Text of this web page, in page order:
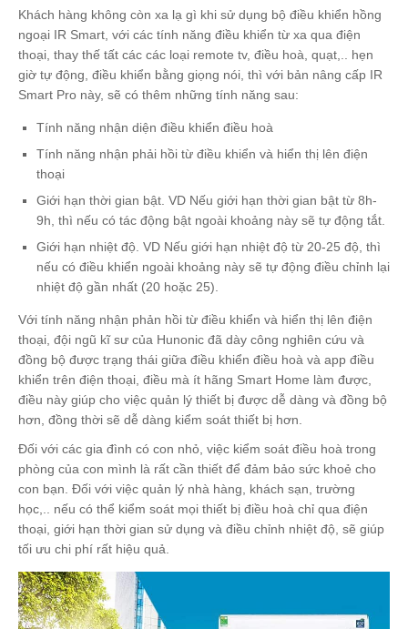
Khách hàng không còn xa lạ gì khi sử dụng bộ điều khiển hồng
ngoại IR Smart, với các tính năng điều khiển từ xa qua điện
thoại, thay thế tất các các loại remote tv, điều hoà, quạt,.. hẹn
giờ tự động, điều khiển bằng giọng nói, thì với bản nâng cấp IR
Smart Pro này, sẽ có thêm những tính năng sau:
Tính năng nhận diện điều khiển điều hoà
Tính năng nhận phải hồi từ điều khiển và hiển thị lên điện
thoại
Giới hạn thời gian bật. VD Nếu giới hạn thời gian bật từ 8h-
9h, thì nếu có tác động bật ngoài khoảng này sẽ tự động tắt.
Giới hạn nhiệt độ. VD Nếu giới hạn nhiệt độ từ 20-25 độ, thì
nếu có điều khiển ngoài khoảng này sẽ tự động điều chỉnh lại
nhiệt độ gần nhất (20 hoặc 25).
Với tính năng nhận phản hồi từ điều khiển và hiển thị lên điện
thoại, đội ngũ kĩ sư của Hunonic đã dày công nghiên cứu và
đồng bộ được trạng thái giữa điều khiển điều hoà và app điều
khiển trên điện thoại, điều mà ít hãng Smart Home làm được,
điều này giúp cho việc quản lý thiết bị được dễ dàng và đồng bộ
hơn, đồng thời sẽ dễ dàng kiểm soát thiết bị hơn.
Đối với các gia đình có con nhỏ, việc kiểm soát điều hoà trong
phòng của con mình là rất cần thiết để đảm bảo sức khoẻ cho
con bạn. Đối với việc quản lý nhà hàng, khách sạn, trường
học,.. nếu có thể kiểm soát mọi thiết bị điều hoà chỉ qua điện
thoại, giới hạn thời gian sử dụng và điều chỉnh nhiệt độ, sẽ giúp
tối ưu chi phí rất hiệu quả.